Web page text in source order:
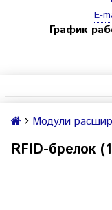
E-
График
Модули
RFID-брелок